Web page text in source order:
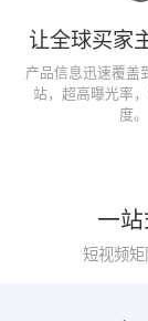
让全球买家
产品信息迅速覆盖
站，超高曝光率
度。
一
短视频